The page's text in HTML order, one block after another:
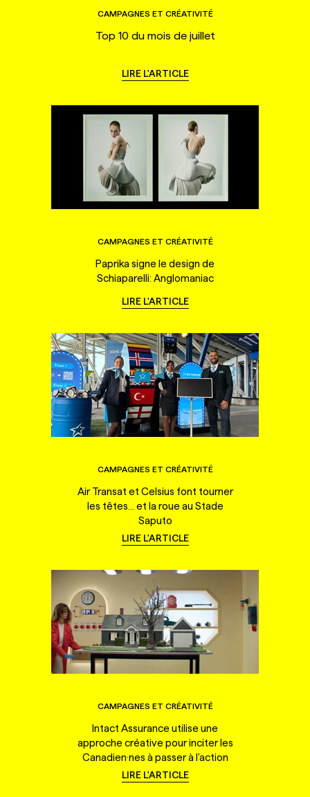
CAMPAGNES ET CRÉATIVITÉ
Top 10 du mois de juillet
LIRE L'ARTICLE
CAMPAGNES ET CRÉATIVITÉ
Paprika signe le design de
Schiaparelli: Anglomaniac
LIRE L'ARTICLE
CAMPAGNES ET CRÉATIVITÉ
Air Transat et Celsius font tourner
les têtes... et la roue au Stade
Saputo
LIRE L'ARTICLE
CAMPAGNES ET CRÉATIVITÉ
Intact Assurance utilise une
approche créative pour inciter les
Canadien·nes à passer à l'action
LIRE L'ARTICLE